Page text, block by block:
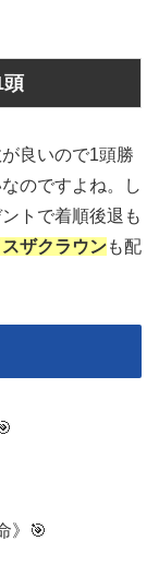
良いので1頭勝
のですよね。し
トで着順後退も
ザクラウンも配
》🎯